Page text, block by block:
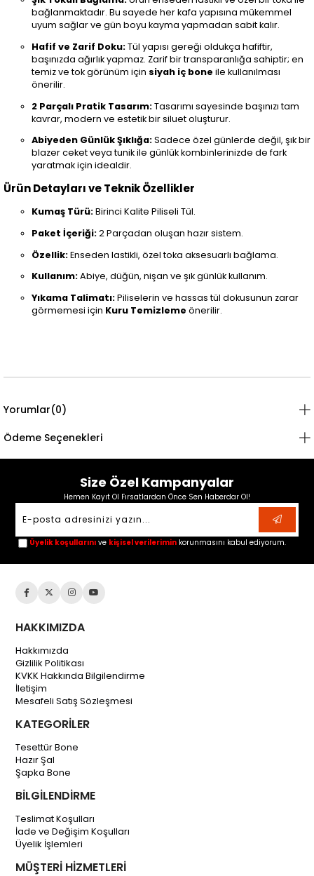
bağlanmaktadır. Bu sayede her kafa yapısına mükemmel
uyum sağlar ve gün boyu kayma yapmadan sabit kalır.
Hafif ve Zarif Doku:Tül yapısı gereği oldukça hafiftir,
başınızda ağırlık yapmaz. Zarif bir transparanlığa sahiptir; en
temiz ve tok görünüm için siyah iç bone ile kullanılması
önerilir.
2 Parçalı Pratik Tasarım:Tasarımı sayesinde başınızı tam
kavrar, modern ve estetik bir siluet oluşturur.
Abiyeden Günlük Şıklığa:Sadece özel günlerde değil, şık bir
blazer ceket veya tunik ile günlük kombinlerinizde de fark
yaratmak için idealdir.
Ürün Detayları ve Teknik Özellikler
Kumaş Türü:Birinci Kalite Piliseli Tül.
Paket İçeriği:2 Parçadan oluşan hazır sistem.
Özellik:Enseden lastikli, özel toka aksesuarlı bağlama.
Kullanım:Abiye, düğün, nişan ve şık günlük kullanım.
Yıkama Talimatı:Piliselerin ve hassas tül dokusunun zarar
görmemesi için Kuru Temizleme önerilir.
Yorumlar(0)
Ödeme Seçenekleri
Size Özel Kampanyalar
Hemen Kayıt Ol Fırsatlardan Önce Sen Haberdar Ol!
Üyelik koşullarını ve kişisel verilerimin korunmasını kabul ediyorum.
HAKKIMIZDA
Hakkımızda
Gizlilik Politikası
KVKK Hakkında Bilgilendirme
İletişim
Mesafeli Satış Sözleşmesi
KATEGORİLER
Tesettür Bone
Hazır Şal
Şapka Bone
BİLGİLENDİRME
Teslimat Koşulları
İade ve Değişim Koşulları
Üyelik İşlemleri
MÜŞTERİ HİZMETLERİ